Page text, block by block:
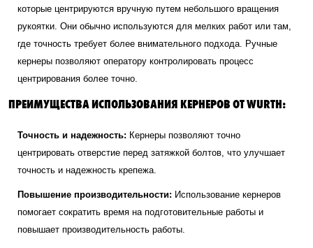
которые центрируются вручную путем небольшого вращения
рукоятки. Они обычно используются для мелких работ или там,
где точность требует более внимательного подхода. Ручные
кернеры позволяют оператору контролировать процесс
центрирования более точно.
ПРЕИМУЩЕСТВА ИСПОЛЬЗОВАНИЯ КЕРНЕРОВ ОТ WURTH:
Точность и надежность: Кернеры позволяют точно
центрировать отверстие перед затяжкой болтов, что улучшает
точность и надежность крепежа.
Повышение производительности: Использование кернеров
помогает сократить время на подготовительные работы и
повышает производительность работы.